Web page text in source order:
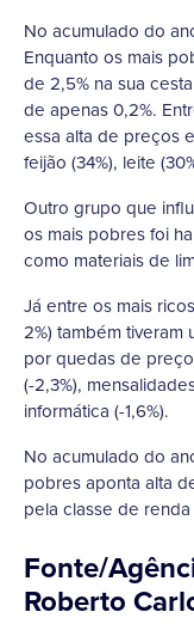
No acumulado do
Enquanto os mais
de 2,5% na sua
de apenas 0,2%.
essa alta de preços
feijão (34%), leite
Outro grupo que
os mais pobres foi
como materiais de
Já entre os mais
2%) também tiveram
por quedas de
(-2,3%),
informática (-1,6%).
No acumulado do
pobres aponta alta
pela classe de
Fonte/
Roberto